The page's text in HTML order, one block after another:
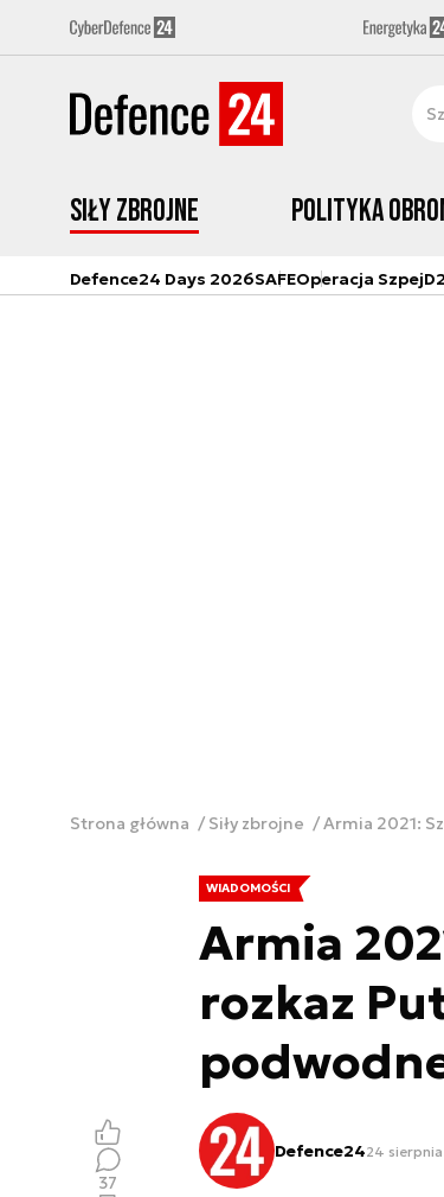
Siły zbrojne Polityka
Defence24 Days 2026SAFEOperacja Szpej
Strona główna Siły zbrojne Armia 2021:
WIADOMOŚCI
Armia
rozkaz
Defence2424
37